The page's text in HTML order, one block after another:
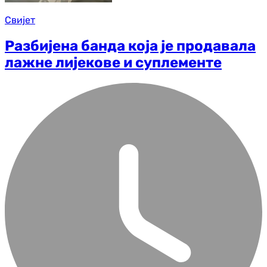
Свијет
Разбијена банда која је продавала
лажне лијекове и суплементе